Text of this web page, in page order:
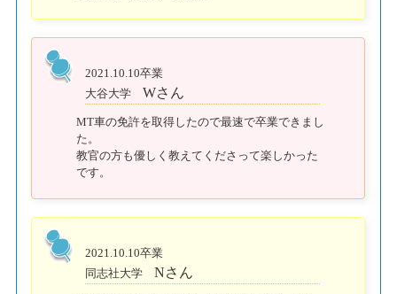
2021.10.10卒業
大谷大学
Wさん
MT車の免許を取得したので最速で卒業できまし
た。
教官の方も優しく教えてくださって楽しかった
です。
2021.10.10卒業
同志社大学
Nさん